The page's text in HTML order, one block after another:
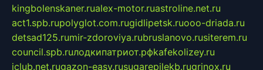
kingbolenskaner.rualex-motor.ruastroline.net.ru
act1.spb.rupolyglot.com.rugidlipetsk.ruooo-driada.ru
detsad125.rumir-zdoroviya.rubruslanovo.rusiterem.ru
council.spb.ruлодкипатриот.рфkafekolizey.ru
iclub.net.rugazon-easy.rusugarepilekb.rugrinox.ru